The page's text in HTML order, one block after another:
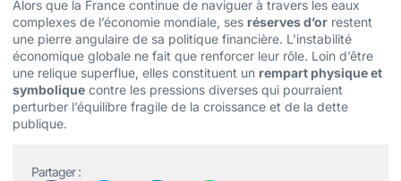
Alors que la France continue de naviguer à travers les eaux
complexes de l’économie mondiale, ses réserves d’or restent
une pierre angulaire de sa politique financière. L’instabilité
économique globale ne fait que renforcer leur rôle. Loin d’être
une relique superflue, elles constituent un rempart physique et
symbolique contre les pressions diverses qui pourraient
perturber l’équilibre fragile de la croissance et de la dette
publique.
Partager :